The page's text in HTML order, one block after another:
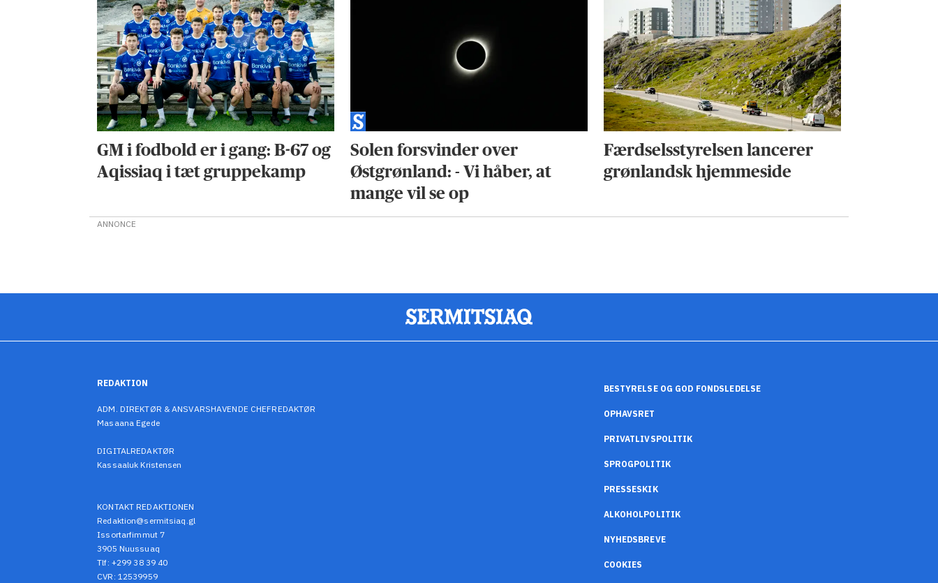
GM i fodbold er i gang: B-67 og
Aqissiaq i tæt gruppekamp
Solen forsvinder over
Østgrønland: - Vi håber, at
mange vil se op
Færdselsstyrelsen lancerer
grønlandsk hjemmeside
ANNONCE
REDAKTION
ADM. DIREKTØR & ANSVARSHAVENDE CHEFREDAKTØR
Masaana Egede
DIGITALREDAKTØR
Kassaaluk Kristensen
KONTAKT REDAKTIONEN
Redaktion@sermitsiaq.gl
Issortarfimmut 7
3905 Nuussuaq
Tlf: +299 38 39 40
CVR: 12539959
BESTYRELSE OG GOD FONDSLEDELSE
OPHAVSRET
PRIVATLIVSPOLITIK
SPROGPOLITIK
PRESSESKIK
ALKOHOLPOLITIK
NYHEDSBREVE
COOKIES